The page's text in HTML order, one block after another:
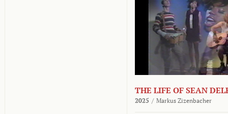
THE LIFE OF SEAN
2025 / Markus Zizenbacher